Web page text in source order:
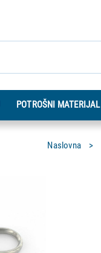
POTROŠNI MATERIJAL
Naslovna